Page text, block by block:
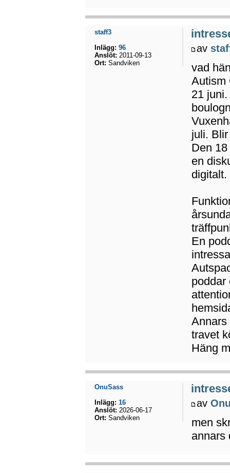
av
vad
Autism
21
juli.
Den
en
digitalt.
En
poddar
Annars
travet
Häng
staff3
Inlägg: 96
Anslöt: 2011-09-13
Ort: Sandviken
av
men
annars
OnuSass
Inlägg: 16
Anslöt: 2026-06-17
Ort: Sandviken